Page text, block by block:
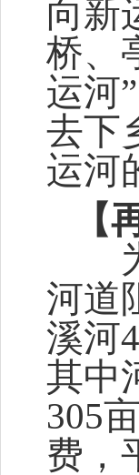
向新
桥、
运河
去下
运河
【
为
河道
溪河
其中
305
费，